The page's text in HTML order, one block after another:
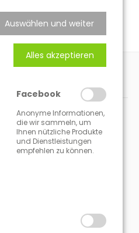
Auswählen und weiter
Alles akzeptieren
Facebook
Anonyme Informationen,
die wir sammeln, um
Ihnen nützliche Produkte
und Dienstleistungen
empfehlen zu können.